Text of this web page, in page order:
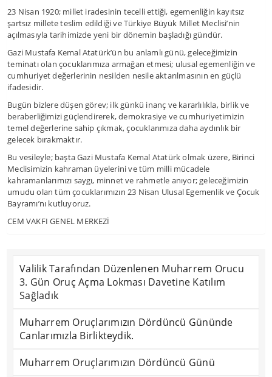
23 Nisan 1920; millet iradesinin tecelli ettiği, egemenliğin kayıtsız
şartsız millete teslim edildiği ve Türkiye Büyük Millet Meclisi’nin
açılmasıyla tarihimizde yeni bir dönemin başladığı gündür.
Gazi Mustafa Kemal Atatürk’ün bu anlamlı günü, geleceğimizin
teminatı olan çocuklarımıza armağan etmesi; ulusal egemenliğin ve
cumhuriyet değerlerinin nesilden nesile aktarılmasının en güçlü
ifadesidir.
Bugün bizlere düşen görev; ilk günkü inanç ve kararlılıkla, birlik ve
beraberliğimizi güçlendirerek, demokrasiye ve cumhuriyetimizin
temel değerlerine sahip çıkmak, çocuklarımıza daha aydınlık bir
gelecek bırakmaktır.
Bu vesileyle; başta Gazi Mustafa Kemal Atatürk olmak üzere, Birinci
Meclisimizin kahraman üyelerini ve tüm milli mücadele
kahramanlarımızı saygı, minnet ve rahmetle anıyor; geleceğimizin
umudu olan tüm çocuklarımızın 23 Nisan Ulusal Egemenlik ve Çocuk
Bayramı’nı kutluyoruz.
CEM VAKFI GENEL MERKEZİ
Valilik Tarafından Düzenlenen Muharrem Orucu
3. Gün Oruç Açma Lokması Davetine Katılım
Sağladık
Muharrem Oruçlarımızın Dördüncü Gününde
Canlarımızla Birlikteydik.
Muharrem Oruçlarımızın Dördüncü Günü